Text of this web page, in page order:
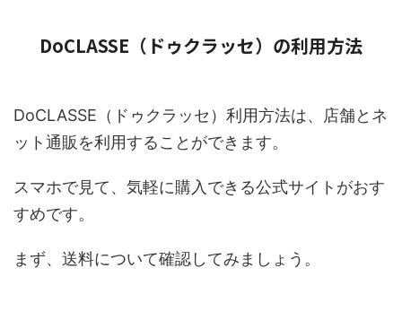
DoCLASSE（ドゥクラッセ）の利用方法
DoCLASSE（ドゥクラッセ）利用方法は、店舗とネ
ット通販を利用することができます。
スマホで見て、気軽に購入できる公式サイトがおす
すめです。
まず、送料について確認してみましょう。